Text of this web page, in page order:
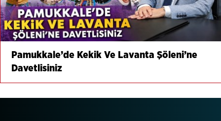
Pamukkale’de Kekik Ve Lavanta Şöleni’ne
Davetlisiniz